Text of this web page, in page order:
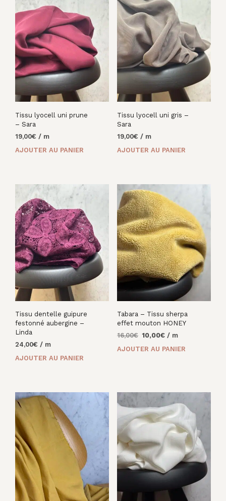
Tissu lyocell uni prune
– Sara
19,00€ / m
AJOUTER AU PANIER
Tissu lyocell uni gris –
Sara
19,00€ / m
AJOUTER AU PANIER
Tissu dentelle guipure
festonné aubergine –
Linda
24,00€ / m
AJOUTER AU PANIER
Tabara – Tissu sherpa
effet mouton HONEY
16,00€ Le
10,00€Le/ m
AJOUTER AU PANIER